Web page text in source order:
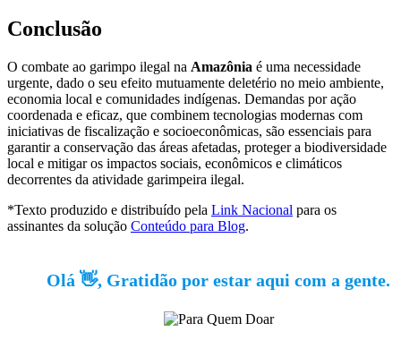
Conclusão
O combate ao garimpo ilegal na Amazônia é uma necessidade
urgente, dado o seu efeito mutuamente deletério no meio ambiente,
economia local e comunidades indígenas. Demandas por ação
coordenada e eficaz, que combinem tecnologias modernas com
iniciativas de fiscalização e socioeconômicas, são essenciais para
garantir a conservação das áreas afetadas, proteger a biodiversidade
local e mitigar os impactos sociais, econômicos e climáticos
decorrentes da atividade garimpeira ilegal.
*Texto produzido e distribuído pela Link Nacional para os
assinantes da solução Conteúdo para Blog.
Olá 👋, Gratidão por estar aqui com a gente.